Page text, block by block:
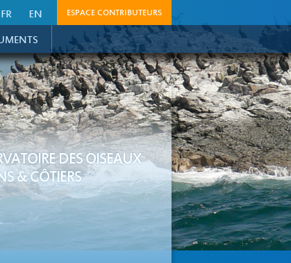
ESPACE CONTRIBUTEURS
DES OISEAUX
& CÔTIERS